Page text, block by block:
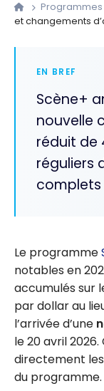
Programmes
et changements
EN BREF
Scène+
nouvelle
réduit de
réguliers
complets
Le programme
notables en
accumulés sur
par dollar au
l’arrivée d’une
le 20 avril
directement les
du programme.